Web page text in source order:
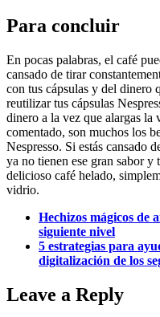
Para concluir
En pocas palabras, el café
cansado de tirar
con tus cápsulas y del dinero
reutilizar tus cápsulas
dinero a la vez que alargas la
comentado, son muchos los
Nespresso. Si estás cansado
ya no tienen ese gran sabor y
delicioso café helado,
vidrio.
Hechizos mágicos de
siguiente nivel
5 estrategias para
digitalización de los
Leave a Reply